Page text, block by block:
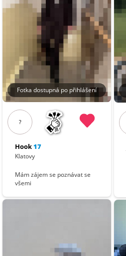
Fotka dostupná po přihlášení
?
Hook17
Klatovy
Mám zájem se poznávat se
všemi